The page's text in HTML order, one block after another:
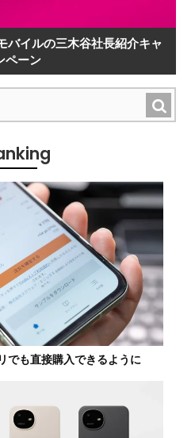
バイルの三木谷社長紹介キャ
ペーン
も直接購入できるように